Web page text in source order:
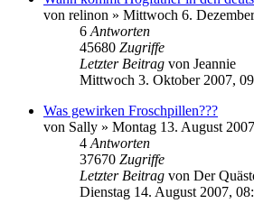
von relinon » Mittwoch 6.
6 Antworten
45680 Zugriffe
Letzter Beitrag von Jeannie
Mittwoch 3. Oktober 2007,
Was gewirken Froschpillen???
von Sally » Montag 13. August
4 Antworten
37670 Zugriffe
Letzter Beitrag von Der
Dienstag 14. August 2007,